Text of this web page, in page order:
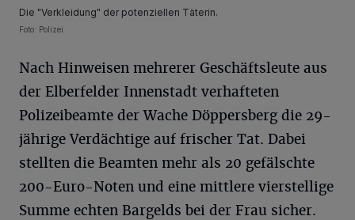
Die "Verkleidung" der potenziellen Täterin.
Foto: Polizei
Nach Hinweisen mehrerer Geschäftsleute aus
der Elberfelder Innenstadt verhafteten
Polizeibeamte der Wache Döppersberg die 29-
jährige Verdächtige auf frischer Tat. Dabei
stellten die Beamten mehr als 20 gefälschte
200-Euro-Noten und eine mittlere vierstellige
Summe echten Bargelds bei der Frau sicher.